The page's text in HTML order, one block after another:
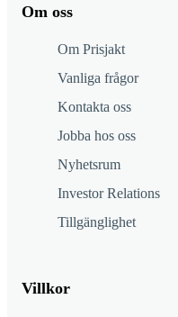
Om oss
Om Prisjakt
Vanliga frågor
Kontakta oss
Jobba hos oss
Nyhetsrum
Investor Relations
Tillgänglighet
Villkor